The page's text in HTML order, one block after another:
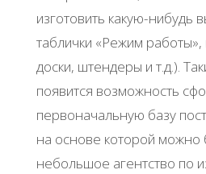
изготовить какую-нибудь
таблички «Режим
доски, штендеры и т.д.).
появится возможность
первоначальную базу
на основе которой можно
небольшое агентство по